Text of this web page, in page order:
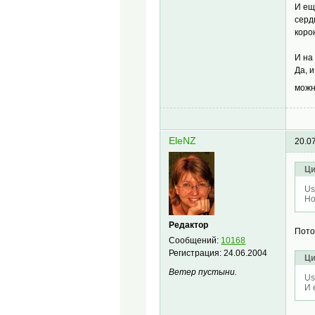
И
И на
Да,
EleNZ
Редактор
Сообщений: 10168
Регистрация:24.06.2004
Ветер пустыни.
И